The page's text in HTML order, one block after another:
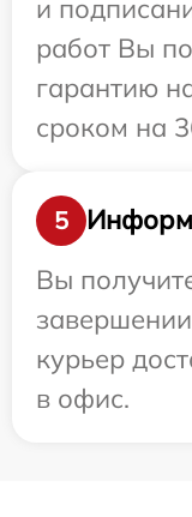
и
работ Вы
гарантию
сроком на
5
Вы
курьер
в офис.